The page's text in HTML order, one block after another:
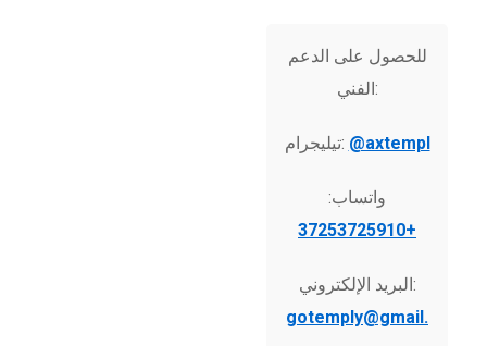
للحصول على الدعم
الفني:
تيليجرام: @axtempl
واتساب:
+37253725910
البريد الإلكتروني:
gotemply@gmail.